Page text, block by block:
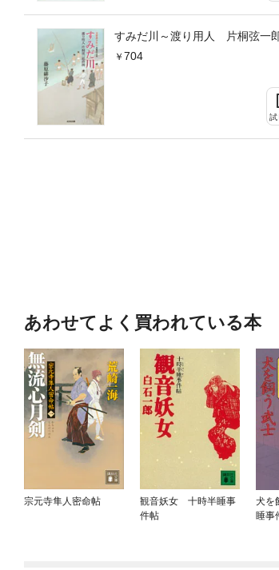
すみだ川～渡り用人 片桐弦一
704
試
あわせてよく買われている本
宗元寺隼人密命帖
観音妖女 十時半睡事
件帖
犬を
睡事